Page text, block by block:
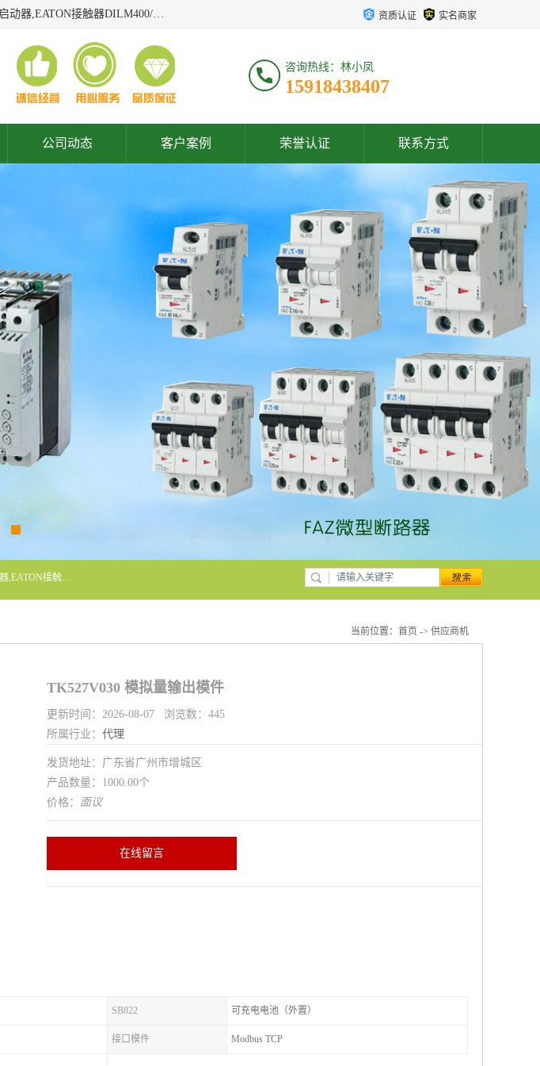
广东泓威电气设备有限公司是一家专业从事EATON凸轮开关T0,EATON隔离开关P,EATON伊顿软启动器,EATON接触器DILM400/22,ETN隔离开关P1-32/EA/SVB,凸轮开关T0-2-1/EA/SVB,伊顿软启动器S811+V42N3SP等品牌的电气自动化产品代理经销商。 资质认证 实名商家
咨询热线：林小凤
15918438407
公司动态 客户案例 荣誉认证 联系方式
广东泓威电气设备有限公司是一家专业从事EATON凸轮开关T0,EATON隔离开关P,EATON伊顿软启动器,EATON接触器DILM400/22,ETN隔离开关P1-32/EA/SVB,凸轮开关T0-2-1/EA/SVB,伊顿软启动器S811+V42N3SP等品牌的电气自动化产品代理经销商。
当前位置： 首页 -> 供应商机
TK527V030 模拟量输出模件
更新时间：2026-08-07 浏览数：445
所属行业： 代理
发货地址：广东省广州市增城区
产品数量：1000.00个
价格： 面议
在线留言
SB822 可充电电池（外置）
接口模件 Modbus TCP